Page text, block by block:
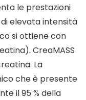
le prestazioni
elevata intensità
si ottiene con
CreaMASS
La
che è presente
il 95 % della